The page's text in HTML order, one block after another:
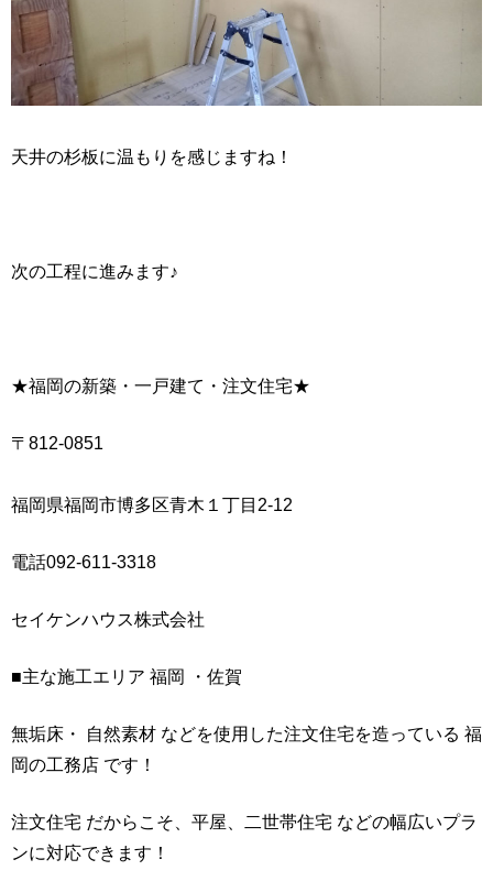
天井の杉板に温もりを感じますね！
次の工程に進みます♪
★福岡の新築・一戸建て・注文住宅★
〒812-0851
福岡県福岡市博多区青木１丁目2-12
電話092-611-3318
セイケンハウス株式会社
■主な施工エリア 福岡 ・佐賀
無垢床・ 自然素材 などを使用した注文住宅を造っている 福
岡の工務店 です！
注文住宅 だからこそ、平屋、二世帯住宅 などの幅広いプラ
ンに対応できます！